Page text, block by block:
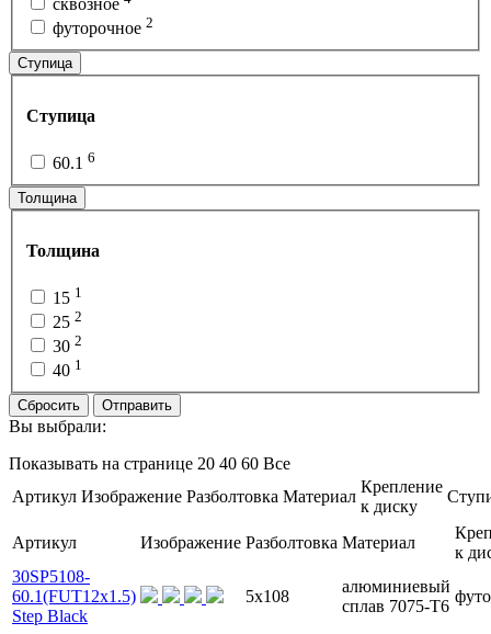
сквозное
футорочное 2
Ступица
Ступица
60.1 6
Толщина
Толщина
15 1
25 2
30 2
40 1
Сбросить Отправить
Вы выбрали:
Показывать на странице 20 40 60 Все
Артикул Изображение Разболтовка Материал
Крепление
к диску
Артикул Изображение Разболтовка Материал
к
30SP5108-
60.1(FUT12x1.5)
Step Black
5x108
алюминиевый
сплав 7075-T6